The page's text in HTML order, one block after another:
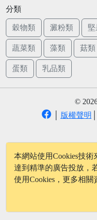
分類
穀物類 澱粉類
蔬菜類 藻類 菇類
蛋類 乳品類
©
版權聲明
本網站使用Cookies技
達到精準的廣告投放，
使用Cookies，更多相關